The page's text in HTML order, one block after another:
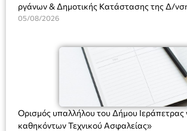
ργάνων & Δημοτικής Κατάστασης της Δ/
Υπηρεσιών για αποφάσεις, πιστοποιητικά, πράξεις και
(Ν. 5314/2026).»
05/08/2026
Ορισμός υπαλλήλου του Δήμου Ιεράπετρας
καθηκόντων Τεχνικού Ασφαλείας»